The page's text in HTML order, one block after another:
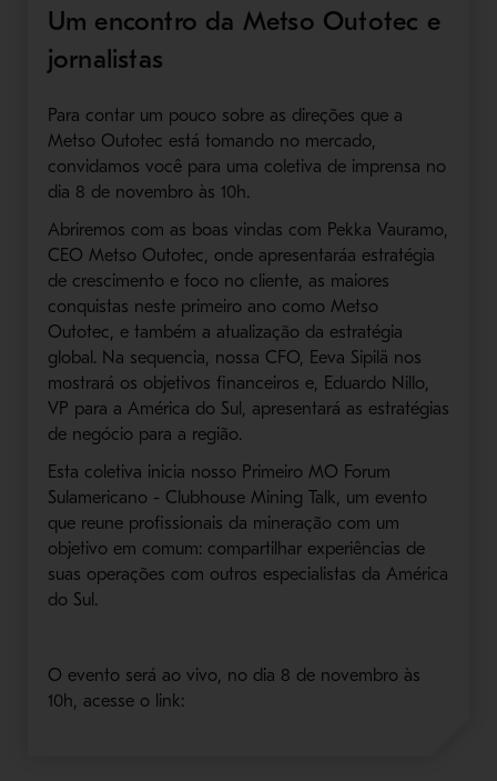
Um encontro da Metso Outotec e
jornalistas
Para contar um pouco sobre as direções que a
Metso Outotec está tomando no mercado,
convidamos você para uma coletiva de imprensa no
dia 8 de novembro às 10h.
Abriremos com as boas vindas com Pekka Vauramo,
CEO Metso Outotec, onde apresentaráa estratégia
de crescimento e foco no cliente, as maiores
conquistas neste primeiro ano como Metso
Outotec, e também a atualização da estratégia
global. Na sequencia, nossa CFO, Eeva Sipilä nos
mostrará os objetivos financeiros e, Eduardo Nillo,
VP para a América do Sul, apresentará as estratégias
de negócio para a região.
Esta coletiva inicia nosso Primeiro MO Forum
Sulamericano - Clubhouse Mining Talk, um evento
que reune profissionais da mineração com um
objetivo em comum: compartilhar experiências de
suas operações com outros especialistas da América
do Sul.
O evento será ao vivo, no dia 8 de novembro às
10h, acesse o link: